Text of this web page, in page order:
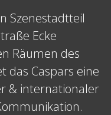
Szenestadtteil
Ecke
Räumen des
das Caspars eine
& internationaler